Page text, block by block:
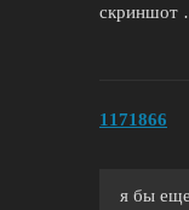
скриншот
1171866
я бы